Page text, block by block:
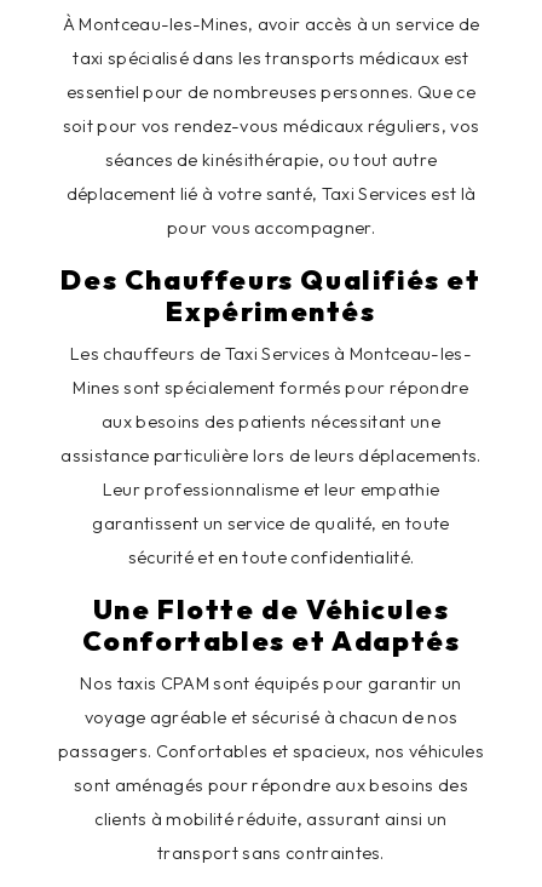
À Montceau-les-Mines, avoir accès à un service de
taxi spécialisé dans les transports médicaux est
essentiel pour de nombreuses personnes. Que ce
soit pour vos rendez-vous médicaux réguliers, vos
séances de kinésithérapie, ou tout autre
déplacement lié à votre santé, Taxi Services est là
pour vous accompagner.
Des Chauffeurs Qualifiés et
Expérimentés
Les chauffeurs de Taxi Services à Montceau-les-
Mines sont spécialement formés pour répondre
aux besoins des patients nécessitant une
assistance particulière lors de leurs déplacements.
Leur professionnalisme et leur empathie
garantissent un service de qualité, en toute
sécurité et en toute confidentialité.
Une Flotte de Véhicules
Confortables et Adaptés
Nos taxis CPAM sont équipés pour garantir un
voyage agréable et sécurisé à chacun de nos
passagers. Confortables et spacieux, nos véhicules
sont aménagés pour répondre aux besoins des
clients à mobilité réduite, assurant ainsi un
transport sans contraintes.